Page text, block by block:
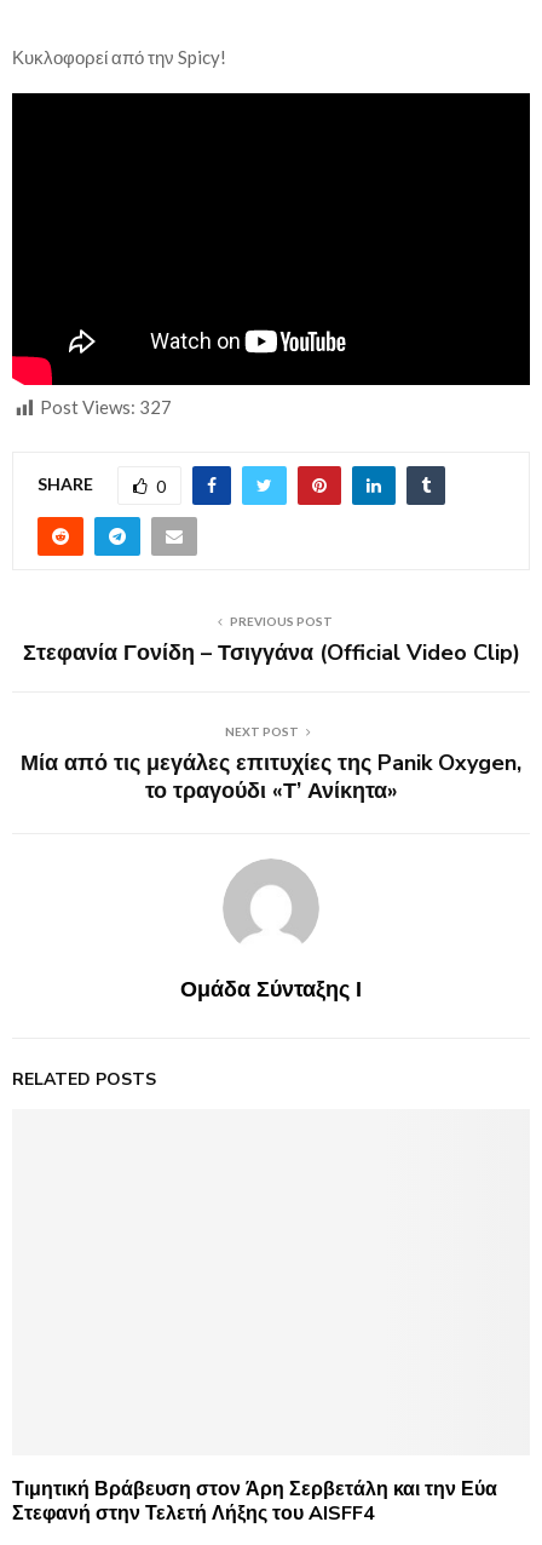
Κυκλοφορεί από την Spicy!
Post Views: 327
SHARE 0
PREVIOUS POST
Στεφανία Γονίδη – Τσιγγάνα (Official Video Clip)
NEXT POST
Μία από τις μεγάλες επιτυχίες της Panik Oxygen,
το τραγούδι «Τ’ Ανίκητα»
Ομάδα Σύνταξης Ι
RELATED POSTS
Τιμητική Βράβευση στον Άρη Σερβετάλη και την Εύα
Στεφανή στην Τελετή Λήξης του AISFF4